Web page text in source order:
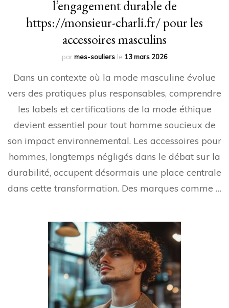
l’engagement durable de
https://monsieur-charli.fr/ pour les
accessoires masculins
parmes-souliers le 13 mars 2026
Dans un contexte où la mode masculine évolue
vers des pratiques plus responsables, comprendre
les labels et certifications de la mode éthique
devient essentiel pour tout homme soucieux de
son impact environnemental. Les accessoires pour
hommes, longtemps négligés dans le débat sur la
durabilité, occupent désormais une place centrale
dans cette transformation. Des marques comme …